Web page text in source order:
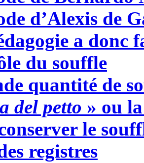
d’Alexis de
a donc
du souffle
quantité de
del petto » ou
le
registres